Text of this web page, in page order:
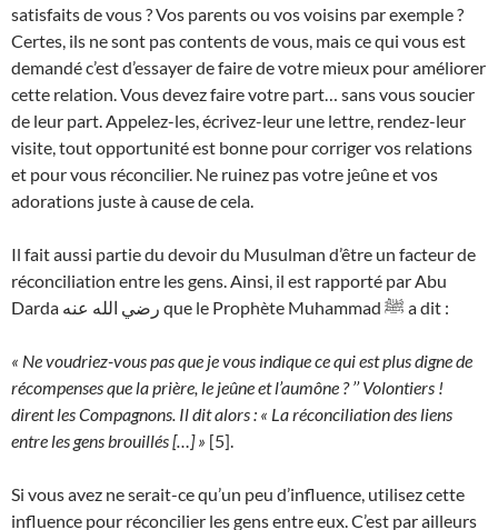
satisfaits de vous ? Vos parents ou vos voisins par exemple ?
Certes, ils ne sont pas contents de vous, mais ce qui vous est
demandé c’est d’essayer de faire de votre mieux pour améliorer
cette relation. Vous devez faire votre part… sans vous soucier
de leur part. Appelez-les, écrivez-leur une lettre, rendez-leur
visite, tout opportunité est bonne pour corriger vos relations
et pour vous réconcilier. Ne ruinez pas votre jeûne et vos
adorations juste à cause de cela.
Il fait aussi partie du devoir du Musulman d’être un facteur de
réconciliation entre les gens. Ainsi, il est rapporté par Abu
Darda رضي الله عنه que le Prophète Muhammad ﷺ a dit :
« Ne voudriez-vous pas que je vous indique ce qui est plus digne de
récompenses que la prière, le jeûne et l’aumône ? ’’ Volontiers !
dirent les Compagnons. Il dit alors : « La réconciliation des liens
entre les gens brouillés […] » [5].
Si vous avez ne serait-ce qu’un peu d’influence, utilisez cette
influence pour réconcilier les gens entre eux. C’est par ailleurs